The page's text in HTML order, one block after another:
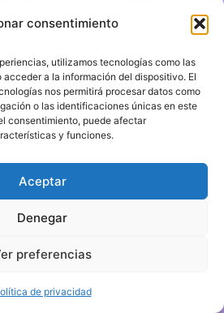
consentimiento
utilizamos tecnologías como las
a la información del dispositivo. El
nos permitirá procesar datos como
o las identificaciones únicas en este
consentimiento, puede afectar
y funciones.
Aceptar
Denegar
preferencias
de privacidad